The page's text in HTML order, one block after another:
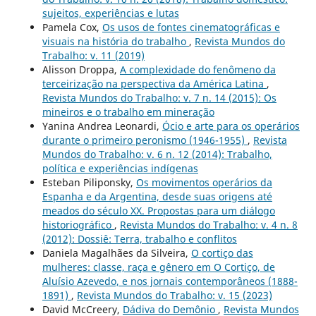
sujeitos, experiências e lutas
Pamela Cox, Os usos de fontes cinematográficas e
visuais na história do trabalho , Revista Mundos do
Trabalho: v. 11 (2019)
Alisson Droppa, A complexidade do fenômeno da
terceirização na perspectiva da América Latina ,
Revista Mundos do Trabalho: v. 7 n. 14 (2015): Os
mineiros e o trabalho em mineração
Yanina Andrea Leonardi, Ócio e arte para os operários
durante o primeiro peronismo (1946-1955) , Revista
Mundos do Trabalho: v. 6 n. 12 (2014): Trabalho,
política e experiências indígenas
Esteban Piliponsky, Os movimentos operários da
Espanha e da Argentina, desde suas origens até
meados do século XX. Propostas para um diálogo
historiográfico , Revista Mundos do Trabalho: v. 4 n. 8
(2012): Dossiê: Terra, trabalho e conflitos
Daniela Magalhães da Silveira, O cortiço das
mulheres: classe, raça e gênero em O Cortiço, de
Aluísio Azevedo, e nos jornais contemporâneos (1888-
1891) , Revista Mundos do Trabalho: v. 15 (2023)
David McCreery, Dádiva do Demônio , Revista Mundos